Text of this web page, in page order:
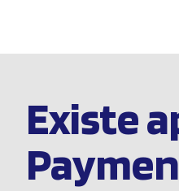
Existe